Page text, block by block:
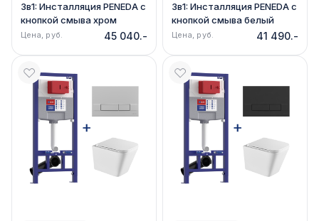
3в1: Инсталляция PENEDA с
кнопкой смыва хром
глянец + унитаз GLAZER
Цена, руб. 45 040.-
3в1: Инсталляция PENEDA с
кнопкой смыва белый
глянец + унитаз GLAZER
Цена, руб. 41 490.-